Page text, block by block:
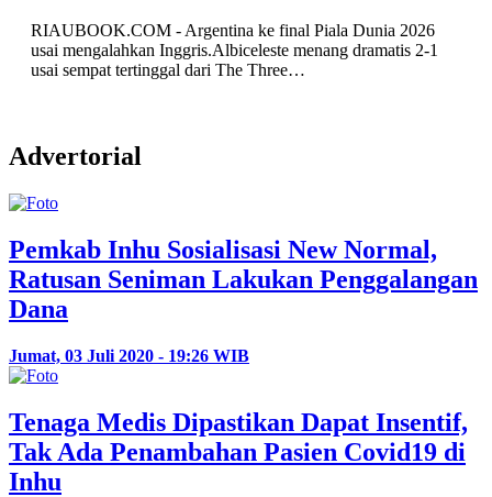
RIAUBOOK.COM - Argentina ke final Piala Dunia 2026
usai mengalahkan Inggris.Albiceleste menang dramatis 2-1
usai sempat tertinggal dari The Three…
Advertorial
Pemkab Inhu Sosialisasi New Normal,
Ratusan Seniman Lakukan Penggalangan
Dana
Jumat, 03 Juli 2020 - 19:26 WIB
Tenaga Medis Dipastikan Dapat Insentif,
Tak Ada Penambahan Pasien Covid19 di
Inhu